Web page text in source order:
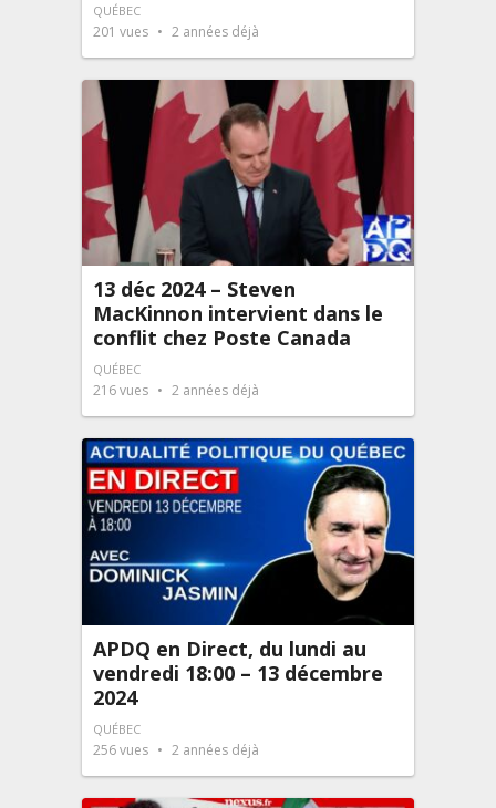
QUÉBEC
201 vues 2 années déjà
13 déc 2024 – Steven
MacKinnon intervient dans le
conflit chez Poste Canada
QUÉBEC
216vues 2 années déjà
APDQ en Direct, du lundi au
vendredi 18:00 – 13 décembre
2024
QUÉBEC
256vues 2 années déjà